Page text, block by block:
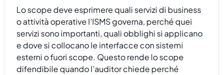
Lo scope deve esprimere quali servizi di business
o attività operative l’ISMS governa, perché quei
servizi sono importanti, quali obblighi si applicano
e dove si collocano le interfacce con sistemi
esterni o fuori scope. Questo rende lo scope
difendibile quando l’auditor chiede perché